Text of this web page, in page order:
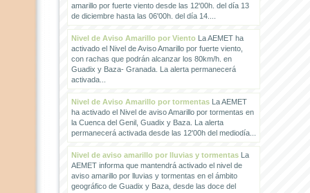
amarillo por fuerte viento desde las 12'00h. del día 13
de diciembre hasta las 06'00h. del día 14....
Nivel de Aviso Amarillo por VientoLa AEMET ha
activado el Nivel de Aviso Amarillo por fuerte viento,
con rachas que podrán alcanzar los 80km/h. en
Guadix y Baza- Granada. La alerta permanecerá
activada...
Nivel de Aviso Amarillo por tormentasLa AEMET
ha activado el Nivel de aviso Amarillo por tormentas en
la Cuenca del Genil, Guadix y Baza. La alerta
permanecerá activada desde las 12'00h del mediodía...
Nivel de aviso amarillo por lluvias y tormentasLa
AEMET informa que mantendrá activado el nivel de
aviso amarillo por lluvias y tormentas en el ámbito
geográfico de Guadix y Baza, desde las doce del